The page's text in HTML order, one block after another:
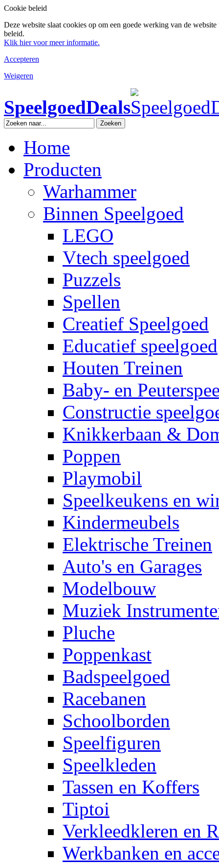
Cookie beleid
Deze website slaat cookies op om een goede werking van de
beleid.
Klik hier voor meer informatie.
Accepteren
Weigeren
SpeelgoedDeals
Zoeken
Home
Producten
Warhammer
Binnen Speelgoed
LEGO
Vtech speelgoed
Puzzels
Spellen
Creatief Speelgoed
Educatief speelgoed
Houten Treinen
Baby- en
Constructie
Knikkerbaan &
Poppen
Playmobil
Speelkeukens en
Kindermeubels
Elektrische Treinen
Auto's en Garages
Modelbouw
Muziek
Pluche
Poppenkast
Badspeelgoed
Racebanen
Schoolborden
Speelfiguren
Speelkleden
Tassen en Koffers
Tiptoi
Verkleedkleren en
Werkbanken en